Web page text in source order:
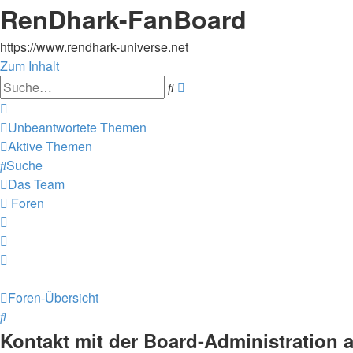
RenDhark-FanBoard
https://www.rendhark-universe.net
Zum Inhalt
Suche
Unbeantwortete Themen
Aktive Themen
Suche
Das Team
Foren
Foren-Übersicht
Suche
Kontakt mit der Board-Administration